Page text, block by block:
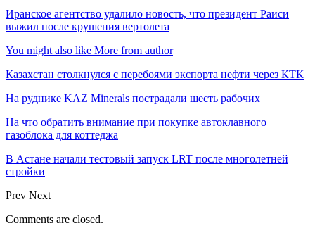
Иранское агентство удалило новость, что президент Раиси
выжил после крушения вертолета
You might also like More from author
Казахстан столкнулся с перебоями экспорта нефти через КТК
На руднике KAZ Minerals пострадали шесть рабочих
На что обратить внимание при покупке автоклавного
газоблока для коттеджа
В Астане начали тестовый запуск LRT после многолетней
стройки
Prev Next
Comments are closed.